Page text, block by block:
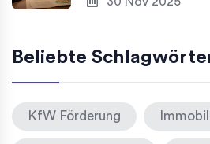
Beliebte
KfW Förderung